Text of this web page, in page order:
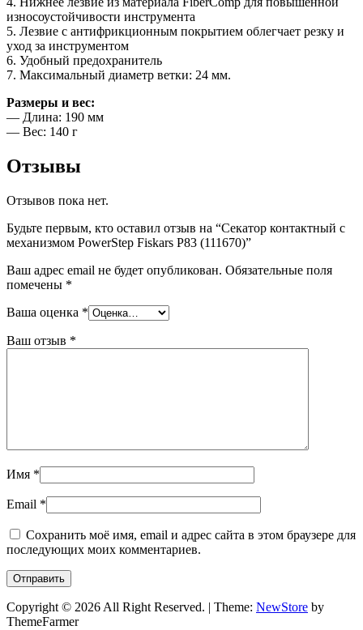
износоустойчивости инструмента
5. Лезвие с антифрикционным покрытием облегчает резку и
уход за инструментом
6. Удобный предохранитель
7. Максимальный диаметр ветки: 24 мм.
Размеры и вес:
— Длина: 190 мм
— Вес: 140 г
Отзывы
Отзывов пока нет.
Будьте первым, кто оставил отзыв на “Секатор контактный с
механизмом PowerStep Fiskars P83 (111670)”
Ваш адрес email не будет опубликован. Обязательные поля
помечены *
Ваша оценка *
Ваш отзыв *
Имя *
Email *
Сохранить моё имя, email и адрес сайта в этом браузере для
последующих моих комментариев.
Copyright © 2026 All Right Reserved. | Theme: NewStore by
ThemeFarmer